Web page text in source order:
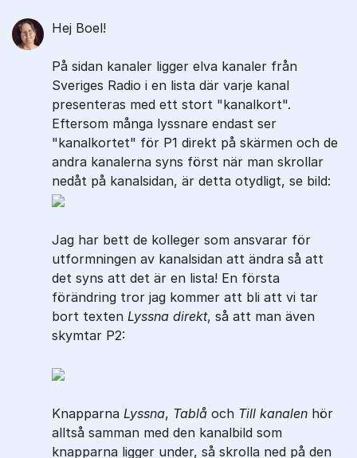
Hej Boel!
På sidan kanaler ligger elva kanaler från
Sveriges Radio i en lista där varje kanal
presenteras med ett stort "kanalkort".
Eftersom många lyssnare endast ser
"kanalkortet" för P1 direkt på skärmen och de
andra kanalerna syns först när man skrollar
nedåt på kanalsidan, är detta otydligt, se bild:
Jag har bett de kolleger som ansvarar för
utformningen av kanalsidan att ändra så att
det syns att det är en lista! En första
förändring tror jag kommer att bli att vi tar
bort texten Lyssna direkt, så att man även
skymtar P2:
Knapparna Lyssna, Tablå och Till kanalen hör
alltså samman med den kanalbild som
knapparna ligger under, så skrolla ned på den